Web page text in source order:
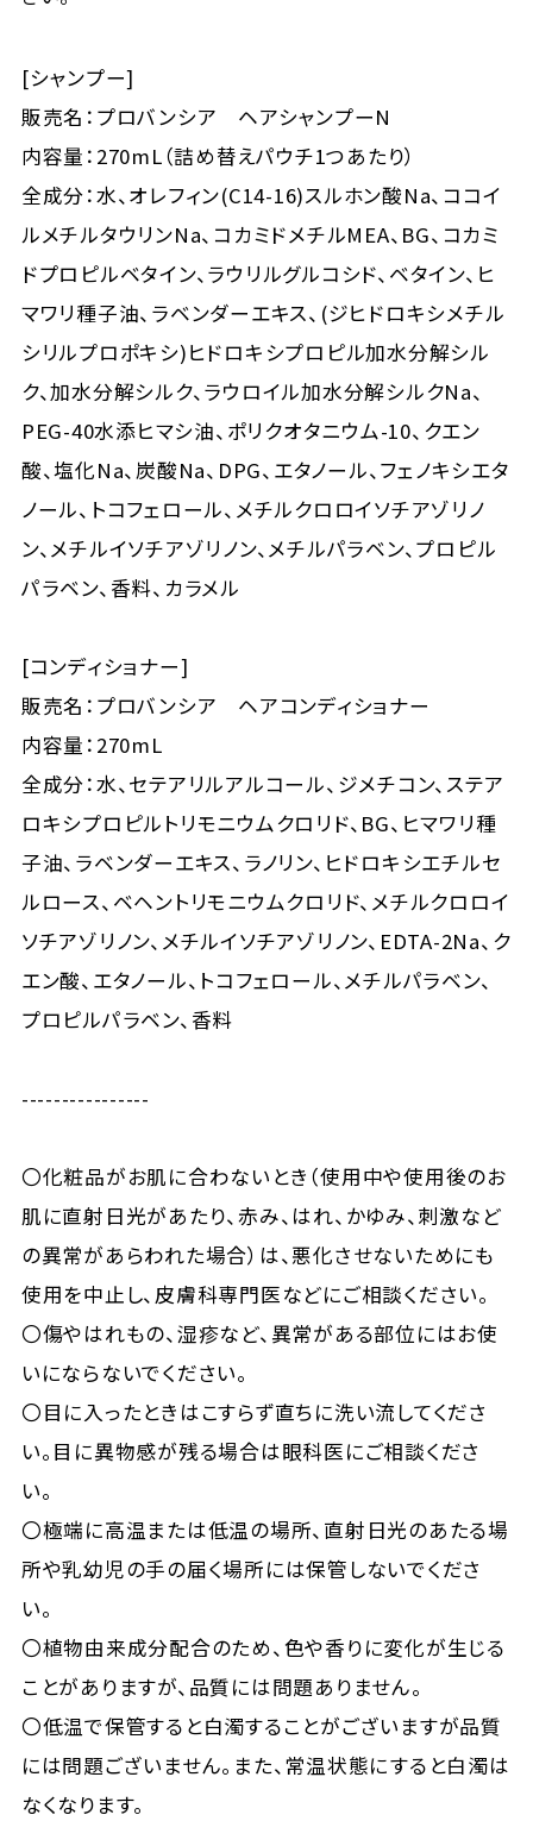
[シャンプー]
販売名：プロバンシア ヘアシャンプーN
内容量：270mL（詰め替えパウチ1つあたり）
全成分：水、オレフィン(C14-16)スルホン酸Na、ココイ
ルメチルタウリンNa、コカミドメチルMEA、BG、コカミ
ドプロピルベタイン、ラウリルグルコシド、ベタイン、ヒ
マワリ種子油、ラベンダーエキス、(ジヒドロキシメチル
シリルプロポキシ)ヒドロキシプロピル加水分解シル
ク、加水分解シルク、ラウロイル加水分解シルクNa、
PEG-40水添ヒマシ油、ポリクオタニウム-10、クエン
酸、塩化Na、炭酸Na、DPG、エタノール、フェノキシエタ
ノール、トコフェロール、メチルクロロイソチアゾリノ
ン、メチルイソチアゾリノン、メチルパラベン、プロピル
パラベン、香料、カラメル
[コンディショナー]
販売名：プロバンシア ヘアコンディショナー
内容量：270mL
全成分：水、セテアリルアルコール、ジメチコン、ステア
ロキシプロピルトリモニウムクロリド、BG、ヒマワリ種
子油、ラベンダーエキス、ラノリン、ヒドロキシエチルセ
ルロース、ベヘントリモニウムクロリド、メチルクロロイ
ソチアゾリノン、メチルイソチアゾリノン、EDTA-2Na、ク
エン酸、エタノール、トコフェロール、メチルパラベン、
プロピルパラベン、香料
----------------
〇化粧品がお肌に合わないとき（使用中や使用後のお
肌に直射日光があたり、赤み、はれ、かゆみ、刺激など
の異常があらわれた場合）は、悪化させないためにも
使用を中止し、皮膚科専門医などにご相談ください。
〇傷やはれもの、湿疹など、異常がある部位にはお使
いにならないでください。
〇目に入ったときはこすらず直ちに洗い流してくださ
い。目に異物感が残る場合は眼科医にご相談くださ
い。
〇極端に高温または低温の場所、直射日光のあたる場
所や乳幼児の手の届く場所には保管しないでくださ
い。
〇植物由来成分配合のため、色や香りに変化が生じる
ことがありますが、品質には問題ありません。
〇低温で保管すると白濁することがございますが品質
には問題ございません。また、常温状態にすると白濁は
なくなります。